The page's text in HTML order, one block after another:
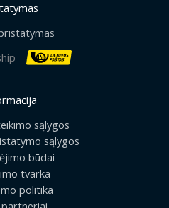
sąlygos
sąlygos
būdai
tvarka
politika